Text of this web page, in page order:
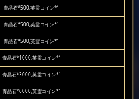
青晶石*500,英霊コイン*1
青晶石*500,英霊コイン*1
青晶石*500,英霊コイン*1
青晶石*1000,英霊コイン*1
青晶石*3000,英霊コイン*1
青晶石*6000,英霊コイン*1